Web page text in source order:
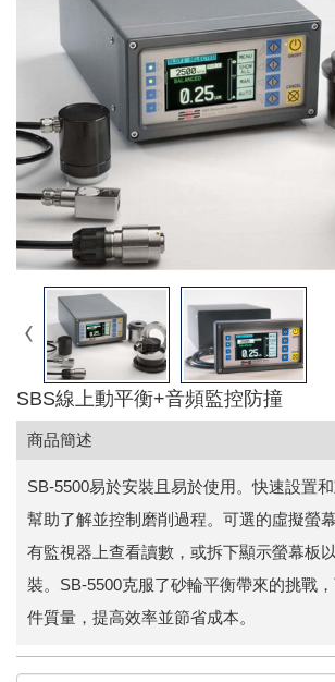
SBS線上動平衡+音頻監控防撞
商品簡述
SB-5500易於安裝且易於使用。快速設置
幫助了解並控制磨削過程。 可選的虛擬螢
有監視器上查看讀數，或拆下顯示螢幕板
裝。 SB-5500克服了砂輪平衡帶來的挑戰
件質量，提高效率並節省成本。